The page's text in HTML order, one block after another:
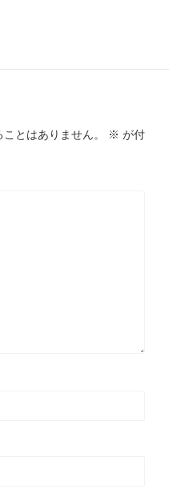
とはありません。 ※ が付